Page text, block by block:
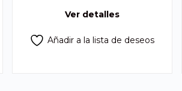
Ver detalles
Añadir a la lista de deseos